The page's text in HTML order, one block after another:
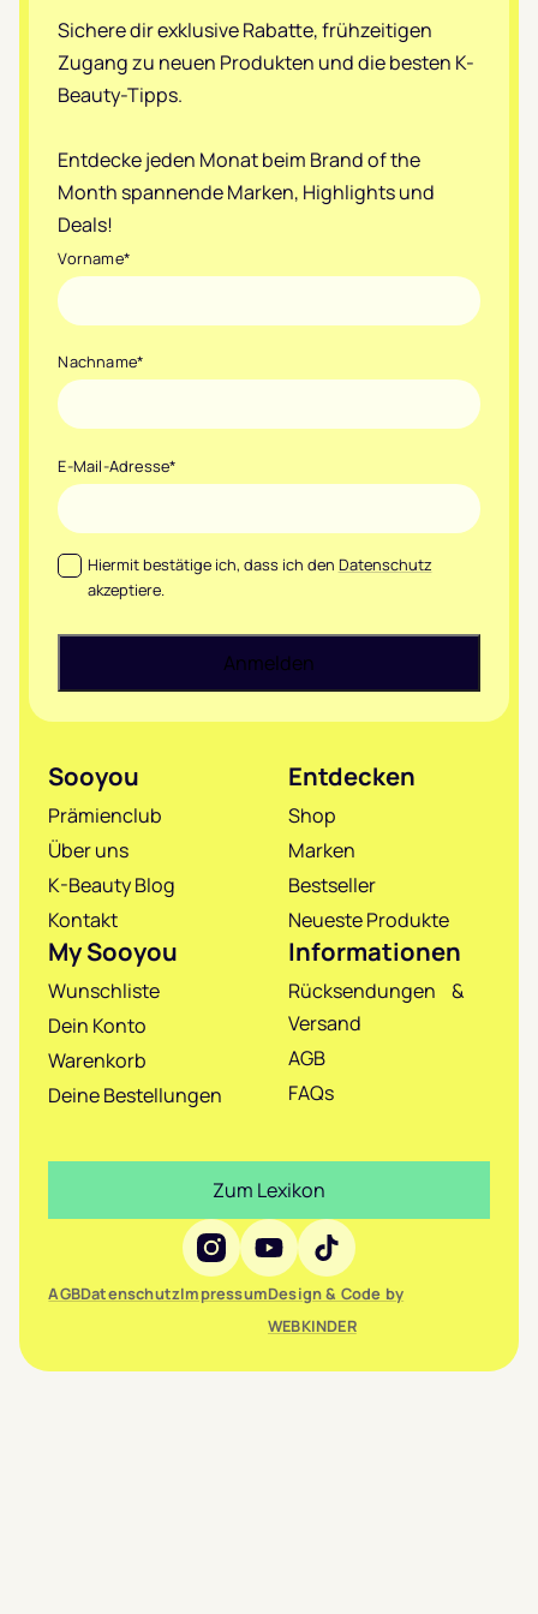
Sichere dir exklusive Rabatte, frühzeitigen
Zugang zu neuen Produkten und die besten K-
Beauty-Tipps.
Entdecke jeden Monat beim Brand of the
Month spannende Marken, Highlights und
Deals!
Vorname*
Nachname*
E-Mail-Adresse*
Datenschutz*
Hiermit bestätige ich, dass ich den Datenschutz
akzeptiere.
Sooyou
Prämienclub
Über uns
K-Beauty Blog
Kontakt
Entdecken
Shop
Marken
Bestseller
Neueste Produkte
My Sooyou
Wunschliste
Dein Konto
Warenkorb
Deine Bestellungen
Informationen
Rücksendungen &
Versand
AGB
FAQs
Social Media
AGBDatenschutzImpressumDesign & Code by
WEBKINDER
Zum Lexikon